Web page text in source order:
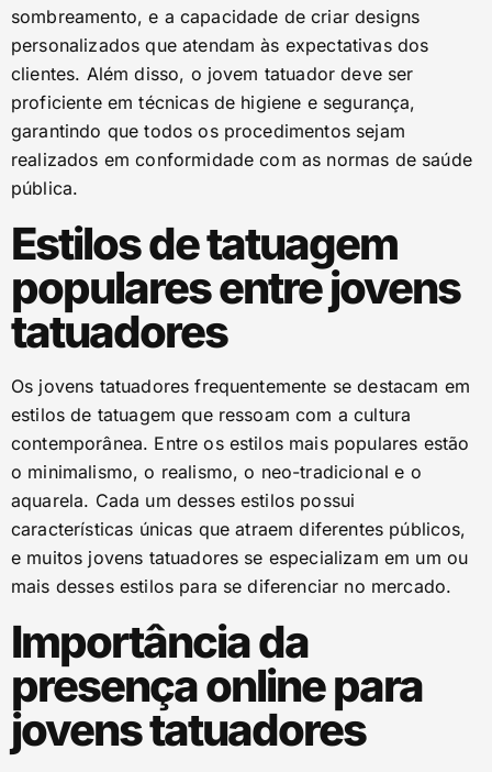
sombreamento, e a capacidade de criar designs
personalizados que atendam às expectativas dos
clientes. Além disso, o jovem tatuador deve ser
proficiente em técnicas de higiene e segurança,
garantindo que todos os procedimentos sejam
realizados em conformidade com as normas de saúde
pública.
Estilos de tatuagem
populares entre jovens
tatuadores
Os jovens tatuadores frequentemente se destacam em
estilos de tatuagem que ressoam com a cultura
contemporânea. Entre os estilos mais populares estão
o minimalismo, o realismo, o neo-tradicional e o
aquarela. Cada um desses estilos possui
características únicas que atraem diferentes públicos,
e muitos jovens tatuadores se especializam em um ou
mais desses estilos para se diferenciar no mercado.
Importância da
presença online para
jovens tatuadores